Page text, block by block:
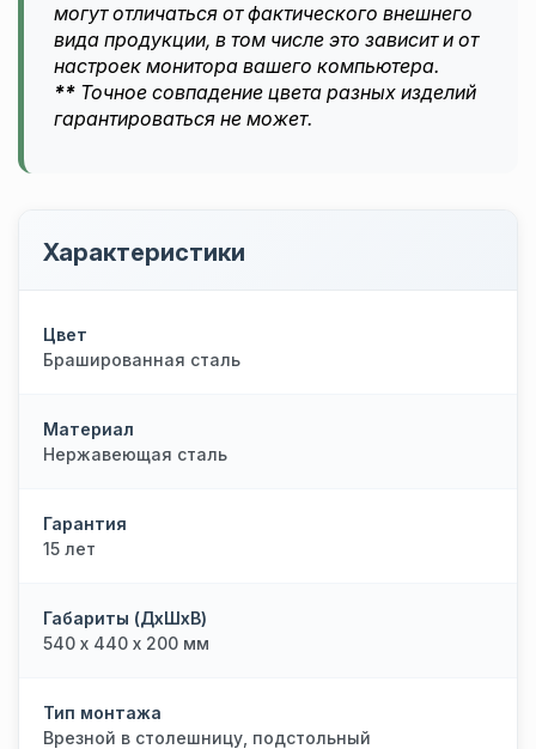
могут отличаться от фактического внешнего
вида продукции, в том числе это зависит и от
настроек монитора вашего компьютера.
** Точное совпадение цвета разных изделий
гарантироваться не может.
Характеристики
Цвет
Брашированная сталь
Материал
Нержавеющая сталь
Гарантия
15 лет
Габариты (ДхШхВ)
540 х 440 х 200 мм
Тип монтажа
Врезной в столешницу, подстольный